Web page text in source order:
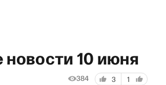
10 июня
384 3 1